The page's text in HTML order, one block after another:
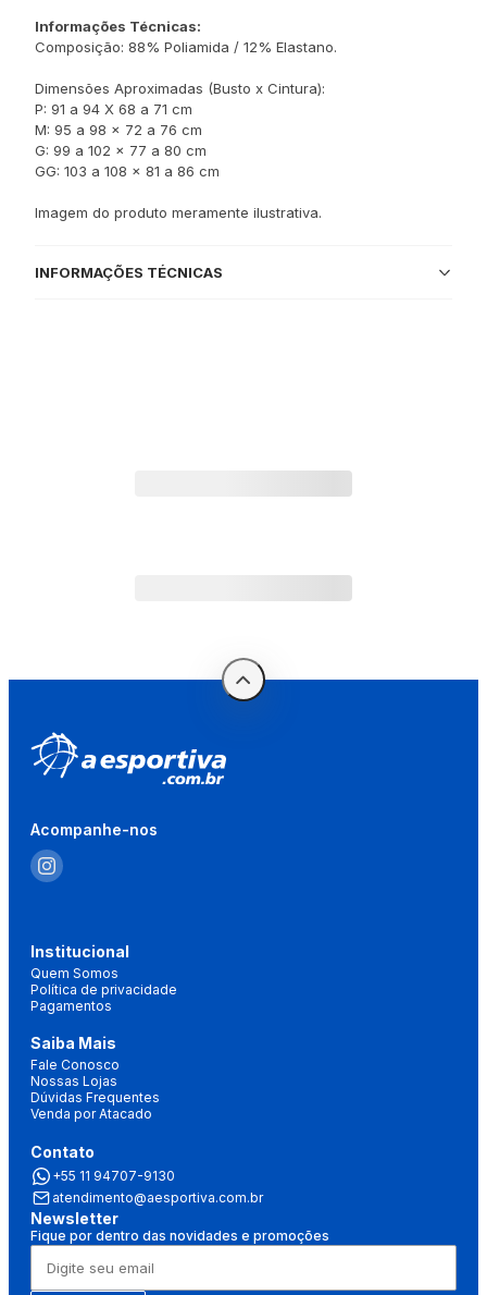
Informações Técnicas:
Composição: 88% Poliamida / 12% Elastano.
Dimensões Aproximadas (Busto x Cintura):
P: 91 a 94 X 68 a 71 cm
M: 95 a 98 x 72 a 76 cm
G: 99 a 102 x 77 a 80 cm
GG: 103 a 108 x 81 a 86 cm
Imagem do produto meramente ilustrativa.
INFORMAÇÕES TÉCNICAS
Acompanhe-nos
Institucional
Quem Somos
Política de privacidade
Pagamentos
Saiba Mais
Fale Conosco
Nossas Lojas
Dúvidas Frequentes
Venda por Atacado
Contato
+55 11 94707-9130
atendimento@aesportiva.com.br
Newsletter
Fique por dentro das novidades e promoções